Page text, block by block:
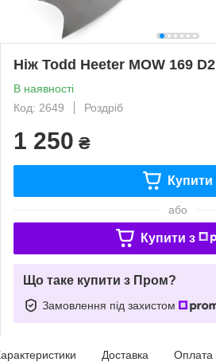
Ніж Todd Heeter MOW 169 D2
В наявності
Код: 2649
Роздріб
1 250 ₴
Купити
або
Купити з
Що таке купити з Пром?
Замовлення під захистом
Доставка Оплата